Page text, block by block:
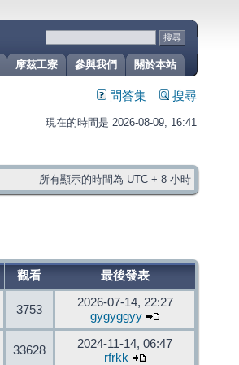
關於本站
參與我們
摩茲工寮
問答集 搜尋
現在的時間是 2026-08-09, 16:41
所有顯示的時間為 UTC + 8 小時
觀看 最後發表
3753
2026-07-14, 22:27
gygyggyy
33628
2024-11-14, 06:47
rfrkk